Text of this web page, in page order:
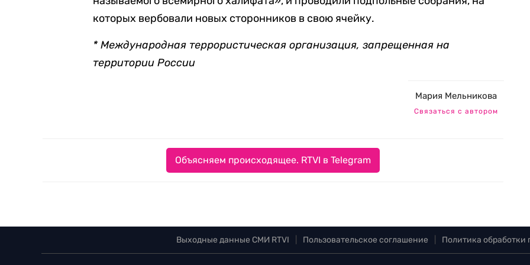
которых вербовали новых сторонников в свою ячейку.
* Международная террористическая организация, запрещенная на
территории России
Мария Мельникова
Связаться с автором
Объясняем происходящее. RTVI в Telegram
Выходные данные СМИ RTVI Пользовательское соглашение Политика